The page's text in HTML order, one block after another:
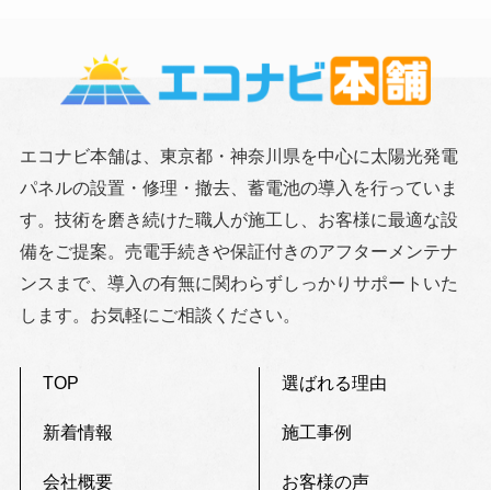
エコナビ本舗は、東京都・神奈川県を中心に太陽光発電
パネルの設置・修理・撤去、蓄電池の導入を行っていま
す。技術を磨き続けた職人が施工し、お客様に最適な設
備をご提案。売電手続きや保証付きのアフターメンテナ
ンスまで、導入の有無に関わらずしっかりサポートいた
します。お気軽にご相談ください。
TOP
新着情報
会社概要
選ばれる理由
施工事例
お客様の声